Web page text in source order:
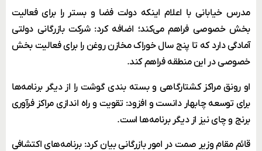
مدرس خیابانی با اعلام اینکه دولت فضا و بستر را برای فعالیت
بخش خصوصی فراهم می‌کند؛ اضافه کرد: شرکت بازرگانی دولتی
آمادگی دارد که تا پنج سال خوراک مخازن روغن را برای فعالیت بخش
خصوصی در این منطقه فراهم کند.
او رونق مراکز کشتارگاهی و بسته بندی گوشت را از دیگر برنامه‌ها
برای توسعه چابهار دانست و افزود: تقویت و راه اندازی مراکز فرآوری
برنج و چای نیز از دیگر برنامه‌ها است.
قائم مقام وزیر صمت در امور بازرگانی بیان کرد: برنامه‌های اکتشافی